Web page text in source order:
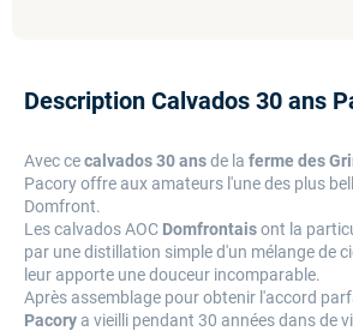
Description Calvados 30 ans
Avec cecalvados 30 ansde la ferme des
Pacory offre aux amateurs l'une des plus
Domfront.
Les calvados AOC Domfrontaisont la
par une distillation simple d'un mélange de
leur apporte une douceur incomparable.
Après assemblage pour obtenir l'accord
Pacorya vieilli pendant 30 années dans de